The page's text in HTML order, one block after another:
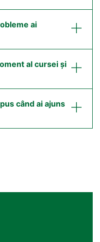
ai
al cursei și
când ai ajuns